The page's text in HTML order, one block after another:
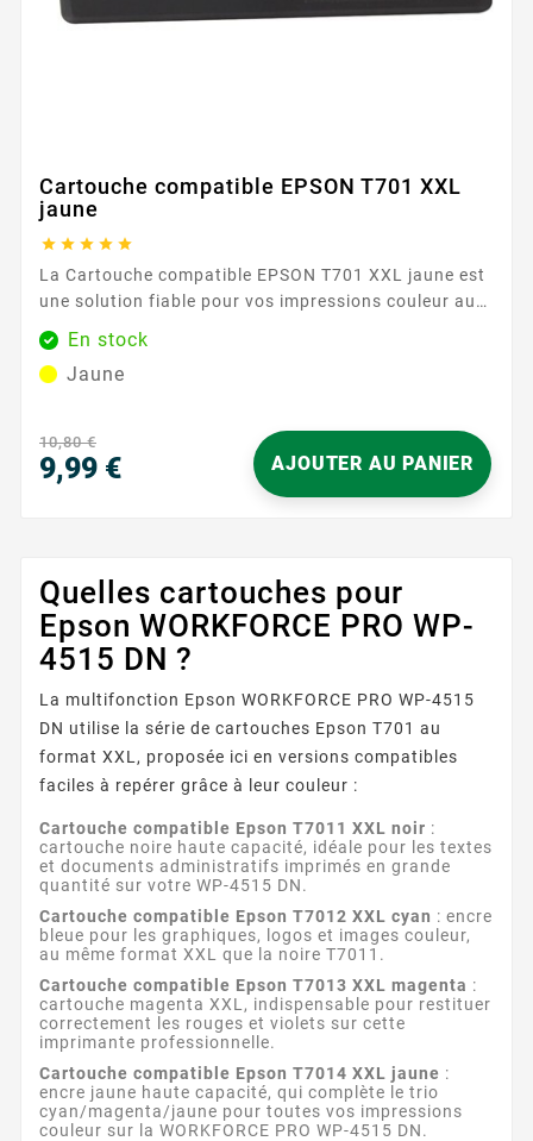
Cartouche compatible EPSON T701 XXL
jaune
    
La Cartouche compatible EPSON T701 XXL jaune est
une solution fiable pour vos impressions couleur au
quotidien. Conçue pour les imprimantes acceptant la
référence EPSON T701, elle s’intègre parfaitement à
votre équipement et assure une compatibilité sans
valeur graphiques, logos et documents
professionnels,...
En stock
Jaune
10,80 €
9,99 € AJOUTER AU PANIER
Quelles cartouches pour
Epson WORKFORCE PRO WP-
4515 DN ?
La multifonction Epson WORKFORCE PRO WP-4515
DN utilise la série de cartouches Epson T701 au
format XXL, proposée ici en versions compatibles
faciles à repérer grâce à leur couleur :
Cartouche compatible Epson T7011 XXL noir :
cartouche noire haute capacité, idéale pour les textes
et documents administratifs imprimés en grande
quantité sur votre WP-4515 DN.
Cartouche compatible Epson T7012 XXL cyan : encre
bleue pour les graphiques, logos et images couleur,
au même format XXL que la noire T7011.
Cartouche compatible Epson T7013 XXL magenta :
cartouche magenta XXL, indispensable pour restituer
correctement les rouges et violets sur cette
imprimante professionnelle.
Cartouche compatible Epson T7014 XXL jaune :
encre jaune haute capacité, qui complète le trio
cyan/magenta/jaune pour toutes vos impressions
couleur sur la WORKFORCE PRO WP-4515 DN.